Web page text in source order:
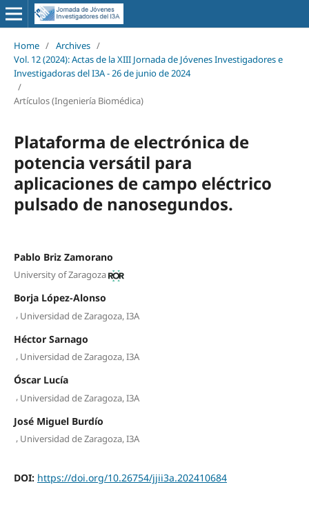
Home / Archives /
Vol. 12 (2024): Actas de la XIII Jornada de Jóvenes Investigadores e
Investigadoras del I3A - 26 de junio de 2024
/
Artículos (Ingeniería Biomédica)
Plataforma de electrónica de
potencia versátil para
aplicaciones de campo eléctrico
pulsado de nanosegundos.
Pablo Briz Zamorano
University of Zaragoza
Borja López-Alonso
, Universidad de Zaragoza, I3A
Héctor Sarnago
, Universidad de Zaragoza, I3A
Óscar Lucía
, Universidad de Zaragoza, I3A
José Miguel Burdío
, Universidad de Zaragoza, I3A
DOI: https://doi.org/10.26754/jjii3a.202410684